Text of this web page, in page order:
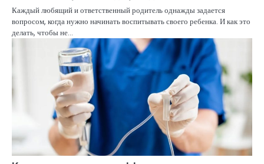
Каждый любящий и ответственный родитель однажды задается
вопросом, когда нужно начинать воспитывать своего ребенка. И как это
делать, чтобы не…